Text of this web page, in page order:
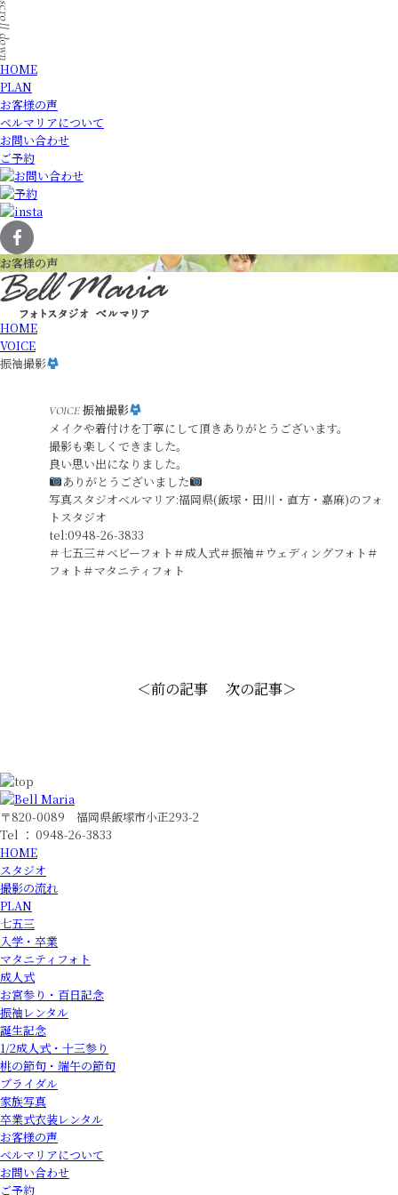
HOME
PLAN
お客様の声
ベルマリアについて
お問い合わせ
ご予約
お客様の声
HOME
VOICE
振袖撮影
VOICE振袖撮影
メイクや着付けを丁寧にして頂きありがとうございます。
撮影も楽しくできました。
良い思い出になりました。
ありがとうございました
写真スタジオベルマリア:福岡県(飯塚・田川・直方・嘉麻)のフォ
トスタジオ
tel:0948-26-3833
＃七五三＃ベビーフォト＃成人式＃振袖＃ウェディングフォト＃
フォト＃マタニティフォト
＜前の記事 次の記事＞
〒820-0089 福岡県飯塚市小正293-2
Tel ： 0948-26-3833
HOME
スタジオ
撮影の流れ
PLAN
七五三
入学・卒業
マタニティフォト
成人式
お宮参り・百日記念
振袖レンタル
誕生記念
1/2成人式・十三参り
桃の節句・端午の節句
ブライダル
家族写真
卒業式衣装レンタル
お客様の声
ベルマリアについて
お問い合わせ
ご予約